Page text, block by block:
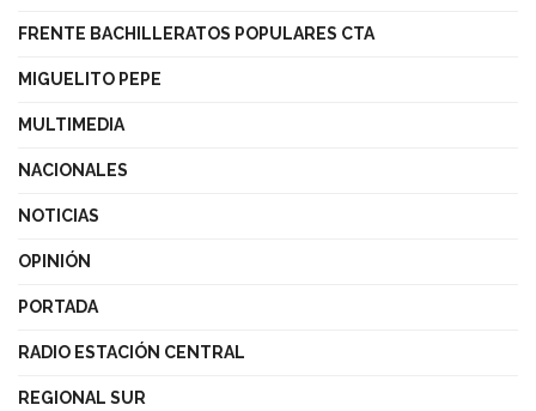
FRENTE BACHILLERATOS POPULARES CTA
MIGUELITO PEPE
MULTIMEDIA
NACIONALES
NOTICIAS
OPINIÓN
PORTADA
RADIO ESTACIÓN CENTRAL
REGIONAL SUR